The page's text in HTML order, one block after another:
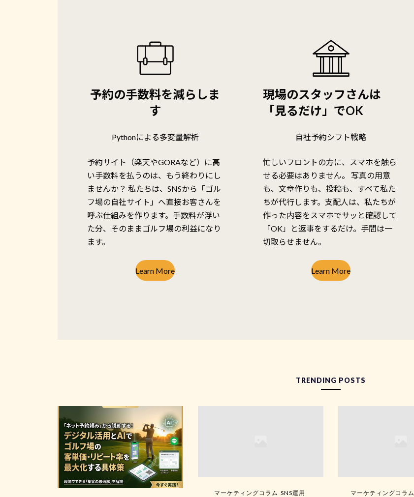
予約の手数料を減らしま
す
Pythonによる多変量解析
予約サイト（楽天やGORAなど）に高
い手数料を払うのは、もう終わりにし
ませんか？ 私たちは、SNSから「ゴル
フ場の自社サイト」へ直接お客さんを
呼ぶ仕組みを作ります。手数料が浮い
た分、そのままゴルフ場の利益になり
ます。
Learn More
現場のスタッフさんは
「見るだけ」でOK
自社予約シフト戦略
忙しいフロントの方に、スマホを触ら
せる必要はありません。 写真の用意
も、文章作りも、投稿も、すべて私た
ちが代行します。支配人は、私たちが
作った内容をスマホでサッと確認して
「OK」と返事をするだけ。手間は一
切取らせません。
Learn More
TRENDING POSTS
マーケティングコラム SNS運用
マーケティングコラム